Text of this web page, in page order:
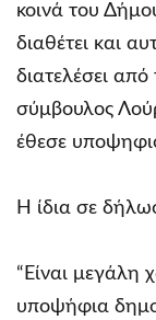
κοινά του
διαθέτει και
διατελέσει
σύμβουλος
έθεσε
Η ίδια σε
“Είναι μεγάλη
υποψήφια